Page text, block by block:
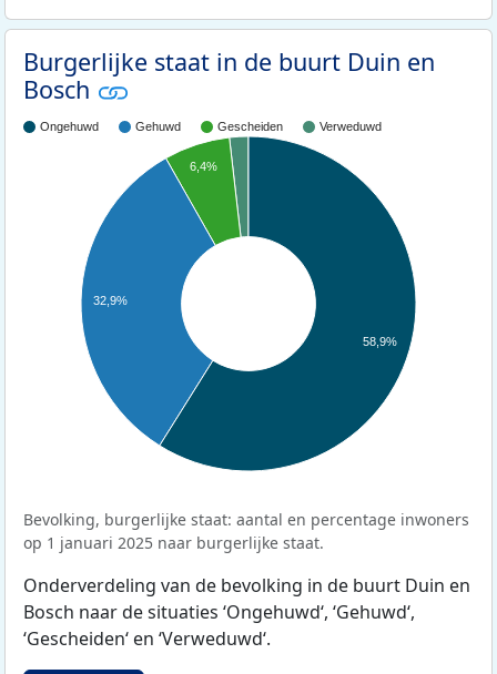
Burgerlijke staat in de buurt Duin en
Bosch
Ongehuwd Gehuwd Gescheiden Verweduwd
6,4%
32,9%
58,9%
Bevolking, burgerlijke staat: aantal en percentage inwoners
op 1 januari 2025 naar burgerlijke staat.
Onderverdeling van de bevolking in de buurt Duin en
Bosch naar de situaties ‘Ongehuwd‘, ‘Gehuwd‘,
‘Gescheiden‘ en ‘Verweduwd‘.